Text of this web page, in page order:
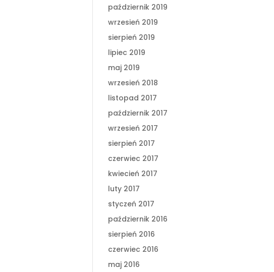
październik 2019
wrzesień 2019
sierpień 2019
lipiec 2019
maj 2019
wrzesień 2018
listopad 2017
październik 2017
wrzesień 2017
sierpień 2017
czerwiec 2017
kwiecień 2017
luty 2017
styczeń 2017
październik 2016
sierpień 2016
czerwiec 2016
maj 2016